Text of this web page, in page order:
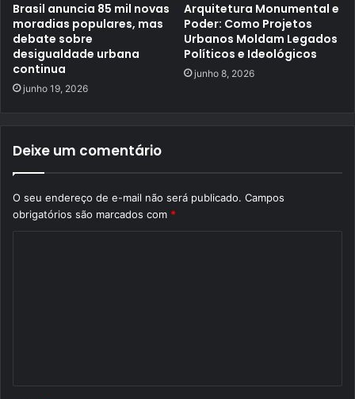
Brasil anuncia 85 mil novas
moradias populares, mas
debate sobre
desigualdade urbana
continua
junho 19, 2026
Arquitetura Monumental e
Poder: Como Projetos
Urbanos Moldam Legados
Políticos e Ideológicos
junho 8, 2026
Deixe um comentário
O seu endereço de e-mail não será publicado. Campos
obrigatórios são marcados com *